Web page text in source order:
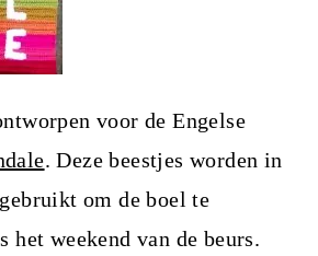
voor de Engelse
. Deze beestjes worden in
om de boel te
het weekend van de beurs.